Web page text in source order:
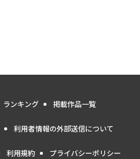
ランキング 掲載作品一覧
利用者情報の外部送信について
利用規約 プライバシーポリシー